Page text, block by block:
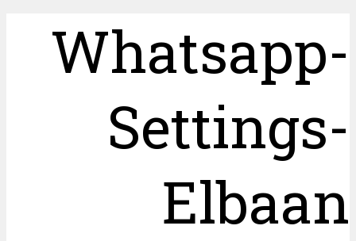
Whatsapp-
Settings-
Elbaan